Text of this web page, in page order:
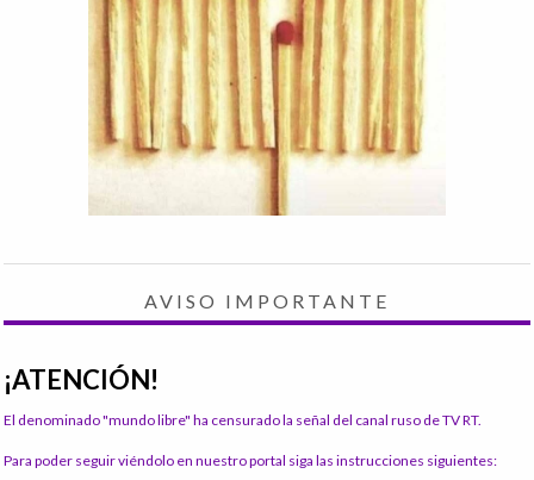
AVISO IMPORTANTE
¡ATENCIÓN!
El denominado "mundo libre" ha censurado la señal del canal ruso de TV RT.
Para poder seguir viéndolo en nuestro portal siga las instrucciones siguientes: